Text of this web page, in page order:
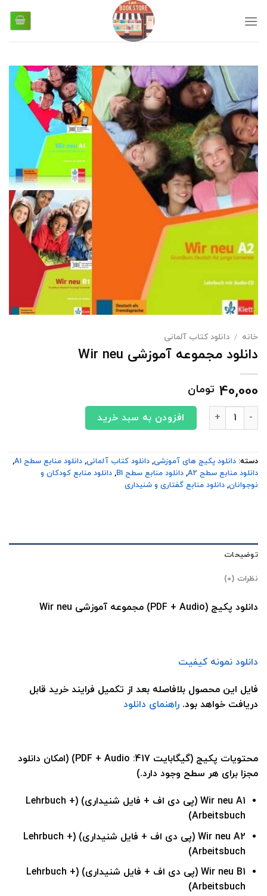
خانه / دانلود کتاب آلمانی
دانلود مجموعه آموزشی Wir neu
40,000 تومان
دانلود مجموعه آموزشی Wir neu عددافزودن به سبد خرید
دسته: دانلود پکیج های آموزشی, دانلود کتاب آلمانی, دانلود منابع سطح A1
,
دانلود منابع سطح A2
, دانلود منابع سطح B1 , دانلود منابع کودکان و
نوجوانان, دانلود منابع گفتاری و شنیداری
توضیحات
نظرات (0)
دانلود پکیج (PDF + Audio) مجموعه آموزشی Wir neu
دانلود نمونه کیفیت
فایل این محصول بلافاصله بعد از تکمیل فرایند خرید قابل
دریافت خواهد بود. راهنمای دانلود
محتویات پکیج (گیگابایت 417: PDF + Audio)
(امکان دانلود
مجزا برای هر سطح وجود دارد.)
Wir neu A1 (پی دی اف + فایل شنیداری) (Lehrbuch +
Arbeitsbuch)
Wir neu A2 (پی دی اف + فایل شنیداری) (Lehrbuch +
Arbeitsbuch)
Wir neu B1 (پی دی اف + فایل شنیداری) (Lehrbuch +
Arbeitsbuch)